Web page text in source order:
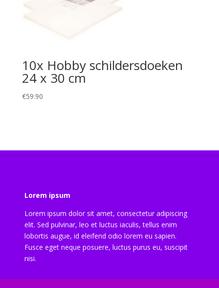
10x Hobby schildersdoeken
24 x 30 cm
€59.90
Lorem ipsum
Lorem ipsum dolor sit amet, consectetur adipiscing
elit. Sed pulvinar, leo et luctus iaculis, tellus enim
lobortis augue, id eleifend odio lorem eu sapien.
Fusce eget neque posuere, luctus purus eu, suscipit
nisi.